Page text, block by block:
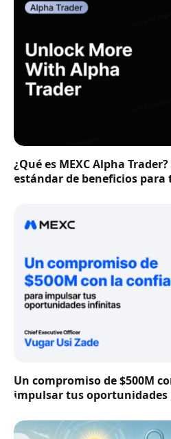
¿Qué es MEXC Alpha
estándar de beneficios
Un compromiso de $500M
impulsar tus